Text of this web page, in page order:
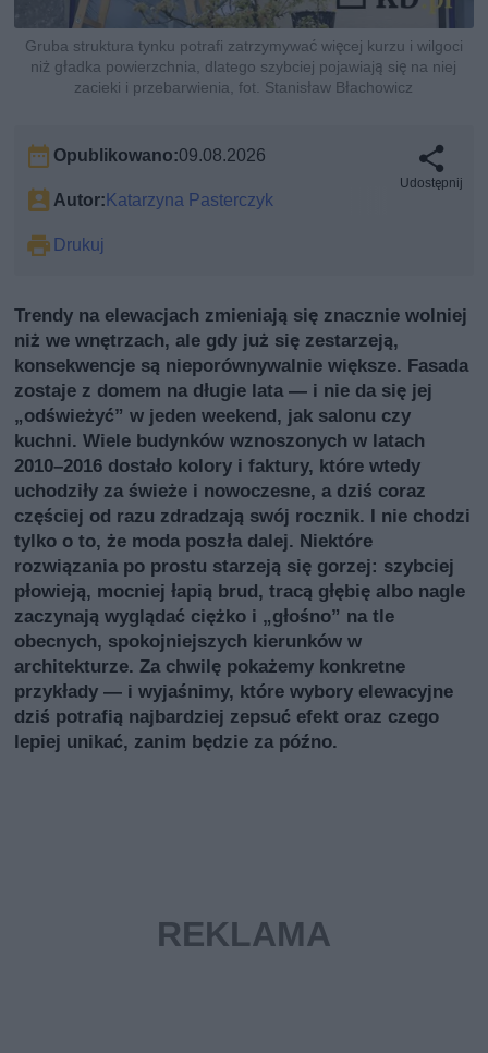
Gruba struktura tynku potrafi zatrzymywać więcej kurzu i wilgoci
niż gładka powierzchnia, dlatego szybciej pojawiają się na niej
zacieki i przebarwienia, fot. Stanisław Błachowicz
Opublikowano:09.08.2026
Autor: Katarzyna Pasterczyk
Drukuj
Udostępnij
Trendy na elewacjach zmieniają się znacznie wolniej
niż we wnętrzach, ale gdy już się zestarzeją,
konsekwencje są nieporównywalnie większe. Fasada
zostaje z domem na długie lata — i nie da się jej
„odświeżyć” w jeden weekend, jak salonu czy
kuchni. Wiele budynków wznoszonych w latach
2010–2016 dostało kolory i faktury, które wtedy
uchodziły za świeże i nowoczesne, a dziś coraz
częściej od razu zdradzają swój rocznik. I nie chodzi
tylko o to, że moda poszła dalej. Niektóre
rozwiązania po prostu starzeją się gorzej: szybciej
płowieją, mocniej łapią brud, tracą głębię albo nagle
zaczynają wyglądać ciężko i „głośno” na tle
obecnych, spokojniejszych kierunków w
architekturze. Za chwilę pokażemy konkretne
przykłady — i wyjaśnimy, które wybory elewacyjne
dziś potrafią najbardziej zepsuć efekt oraz czego
lepiej unikać, zanim będzie za późno.